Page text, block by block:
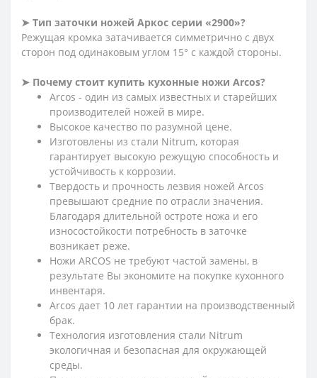
➤ Тип заточки ножей Аркос серии «2900»?
Режущая кромка затачивается симметрично с двух
сторон под одинаковым углом 15° с каждой стороны.
➤ Почему стоит купить кухонные ножи Arcos?
Arcos - один из самых известных и старейших
производителей ножей в мире.
Высокое качество по разумной цене.
Изготовлены из стали Nitrum, которая
гарантирует высокую режущую способность и
устойчивость к коррозии.
Твердость и прочность лезвия ножей Arcos
превышают средние по отрасли значения.
Благодаря длительной остроте ножа и его
износостойкости потребность в заточке
возникает реже.
Ножи ARCOS не требуют частой замены, в
результате Вы экономите на покупке кухонного
инвентаря.
Arcos дает 10 лет гарантии на производственный
брак.
Технология изготовления стали Nitrum
экологичная и безопасная для окружающей
среды.